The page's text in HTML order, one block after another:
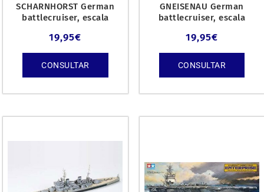
SCHARNHORST German
battlecruiser, escala
19,95€
CONSULTAR
GNEISENAU German
battlecruiser, escala
19,95€
CONSULTAR